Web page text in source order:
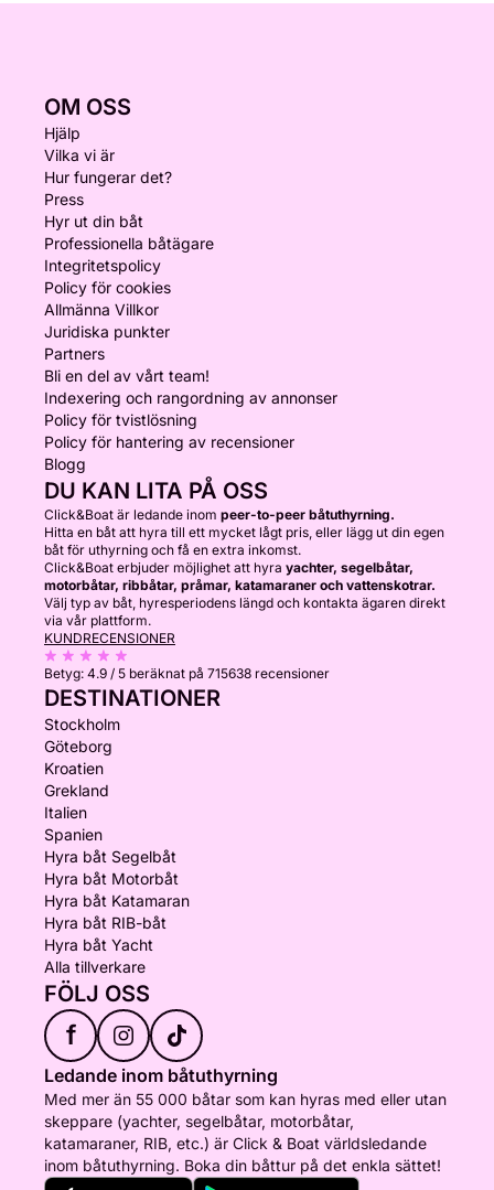
OM OSS
Hjälp
Vilka vi är
Hur fungerar det?
Press
Hyr ut din båt
Professionella båtägare
Integritetspolicy
Policy för cookies
Allmänna Villkor
Juridiska punkter
Partners
Bli en del av vårt team!
Indexering och rangordning av annonser
Policy för tvistlösning
Policy för hantering av recensioner
Blogg
DU KAN LITA PÅ OSS
Click&Boat är ledande inom peer-to-peer båtuthyrning.
Hitta en båt att hyra till ett mycket lågt pris, eller lägg ut din egen
båt för uthyrning och få en extra inkomst.
Click&Boat erbjuder möjlighet att hyra yachter, segelbåtar,
motorbåtar, ribbåtar, pråmar, katamaraner och vattenskotrar.
Välj typ av båt, hyresperiodens längd och kontakta ägaren direkt
via vår plattform.
KUNDRECENSIONER
Betyg: 4.9 / 5 beräknat på 715638 recensioner
DESTINATIONER
Stockholm
Göteborg
Kroatien
Grekland
Italien
Spanien
Hyra båt Segelbåt
Hyra båt Motorbåt
Hyra båt Katamaran
Hyra båt RIB-båt
Hyra båt Yacht
Alla tillverkare
FÖLJ OSS
f
Ledande inom båtuthyrning
Med mer än 55 000 båtar som kan hyras med eller utan
skeppare (yachter, segelbåtar, motorbåtar,
katamaraner, RIB, etc.) är Click & Boat världsledande
inom båtuthyrning. Boka din båttur på det enkla sättet!